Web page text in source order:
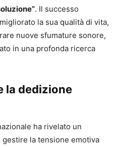
. Il successo
la sua qualità di vita,
nuove sfumature sonore,
in una profonda ricerca
la dedizione
ha rivelato un
la tensione emotiva